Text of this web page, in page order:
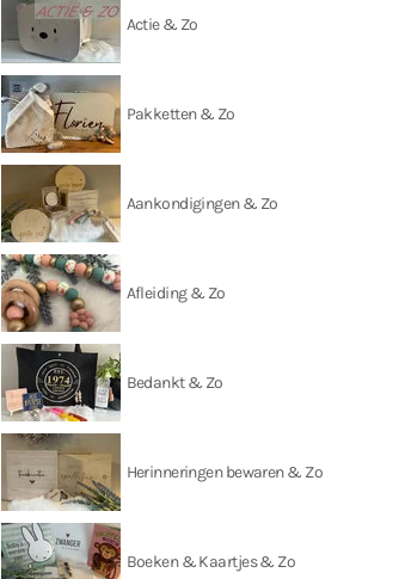
Actie & Zo
Pakketten & Zo
Aankondigingen & Zo
Afleiding & Zo
Bedankt & Zo
Herinneringen bewaren & Zo
Boeken & Kaartjes & Zo